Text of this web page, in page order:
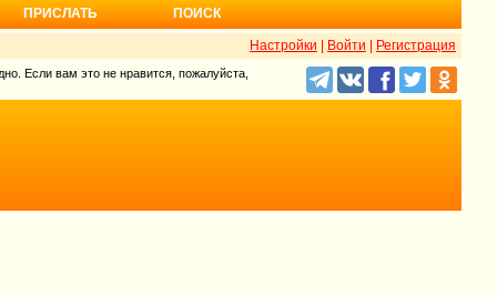
ПРИСЛАТЬ ПОИСК
Настройки Войти Регистрация
Если вам это не нравится, пожалуйста,